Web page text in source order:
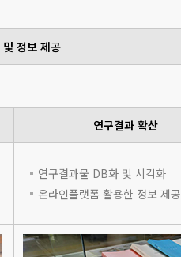
정보 제공
연구결과 확산
연구결과물 DB화 및 시각화
온라인플랫폼 활용한 정보 제공